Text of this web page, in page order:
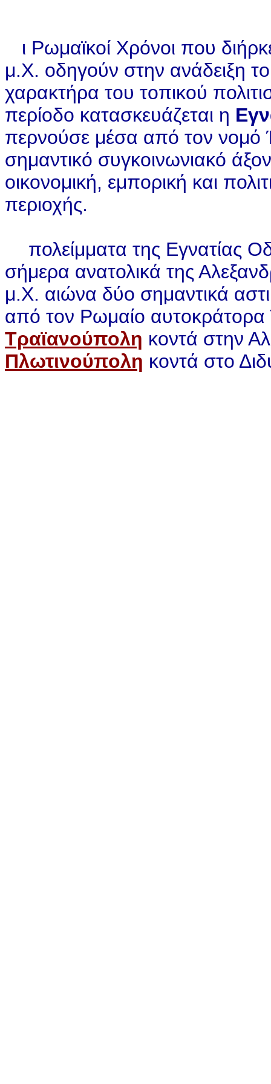
ι Ρωμαϊκοί Χρόνοι που
μ.Χ. οδηγούν στην ανάδειξη
χαρακτήρα του τοπικού
περίοδο κατασκευάζεται η
περνούσε μέσα από τον
σημαντικό συγκοινωνιακό
οικονομική, εμπορική και
περιοχής.
πολείμματα της Εγνατίας
σήμερα ανατολικά της
μ.Χ. αιώνα δύο σημαντικά
από τον Ρωμαίο αυτοκράτορα
Τραϊανούπολη κοντά στην
Πλωτινούπολη κοντά στο